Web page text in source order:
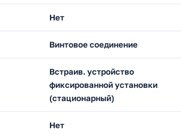
Нет
Винтовое соединение
Встраив. устройство
фиксированной установки
(стационарный)
Нет